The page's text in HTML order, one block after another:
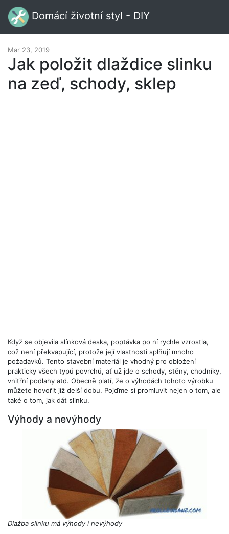
Domácí životní styl - DIY
Mar 23, 2019
Jak položit dlaždice slinku
na zeď, schody, sklep
Když se objevila slínková deska, poptávka po ní rychle vzrostla,
což není překvapující, protože její vlastnosti splňují mnoho
požadavků. Tento stavební materiál je vhodný pro obložení
prakticky všech typů povrchů, ať už jde o schody, stěny, chodníky,
vnitřní podlahy atd. Obecně platí, že o výhodách tohoto výrobku
můžete hovořit již delší dobu. Pojďme si promluvit nejen o tom, ale
také o tom, jak dát slinku.
Výhody a nevýhody
Dlažba slinku má výhody i nevýhody